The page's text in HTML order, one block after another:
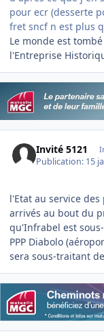
pour ecr (desserte
fret sncf n est plus
Le monde est
l'Entreprise
Invité 5121
Publication: 15
l'Etat au service
arrivés au bout du
qu'Infrabel est
PPP Diabolo
sera sous-traitant